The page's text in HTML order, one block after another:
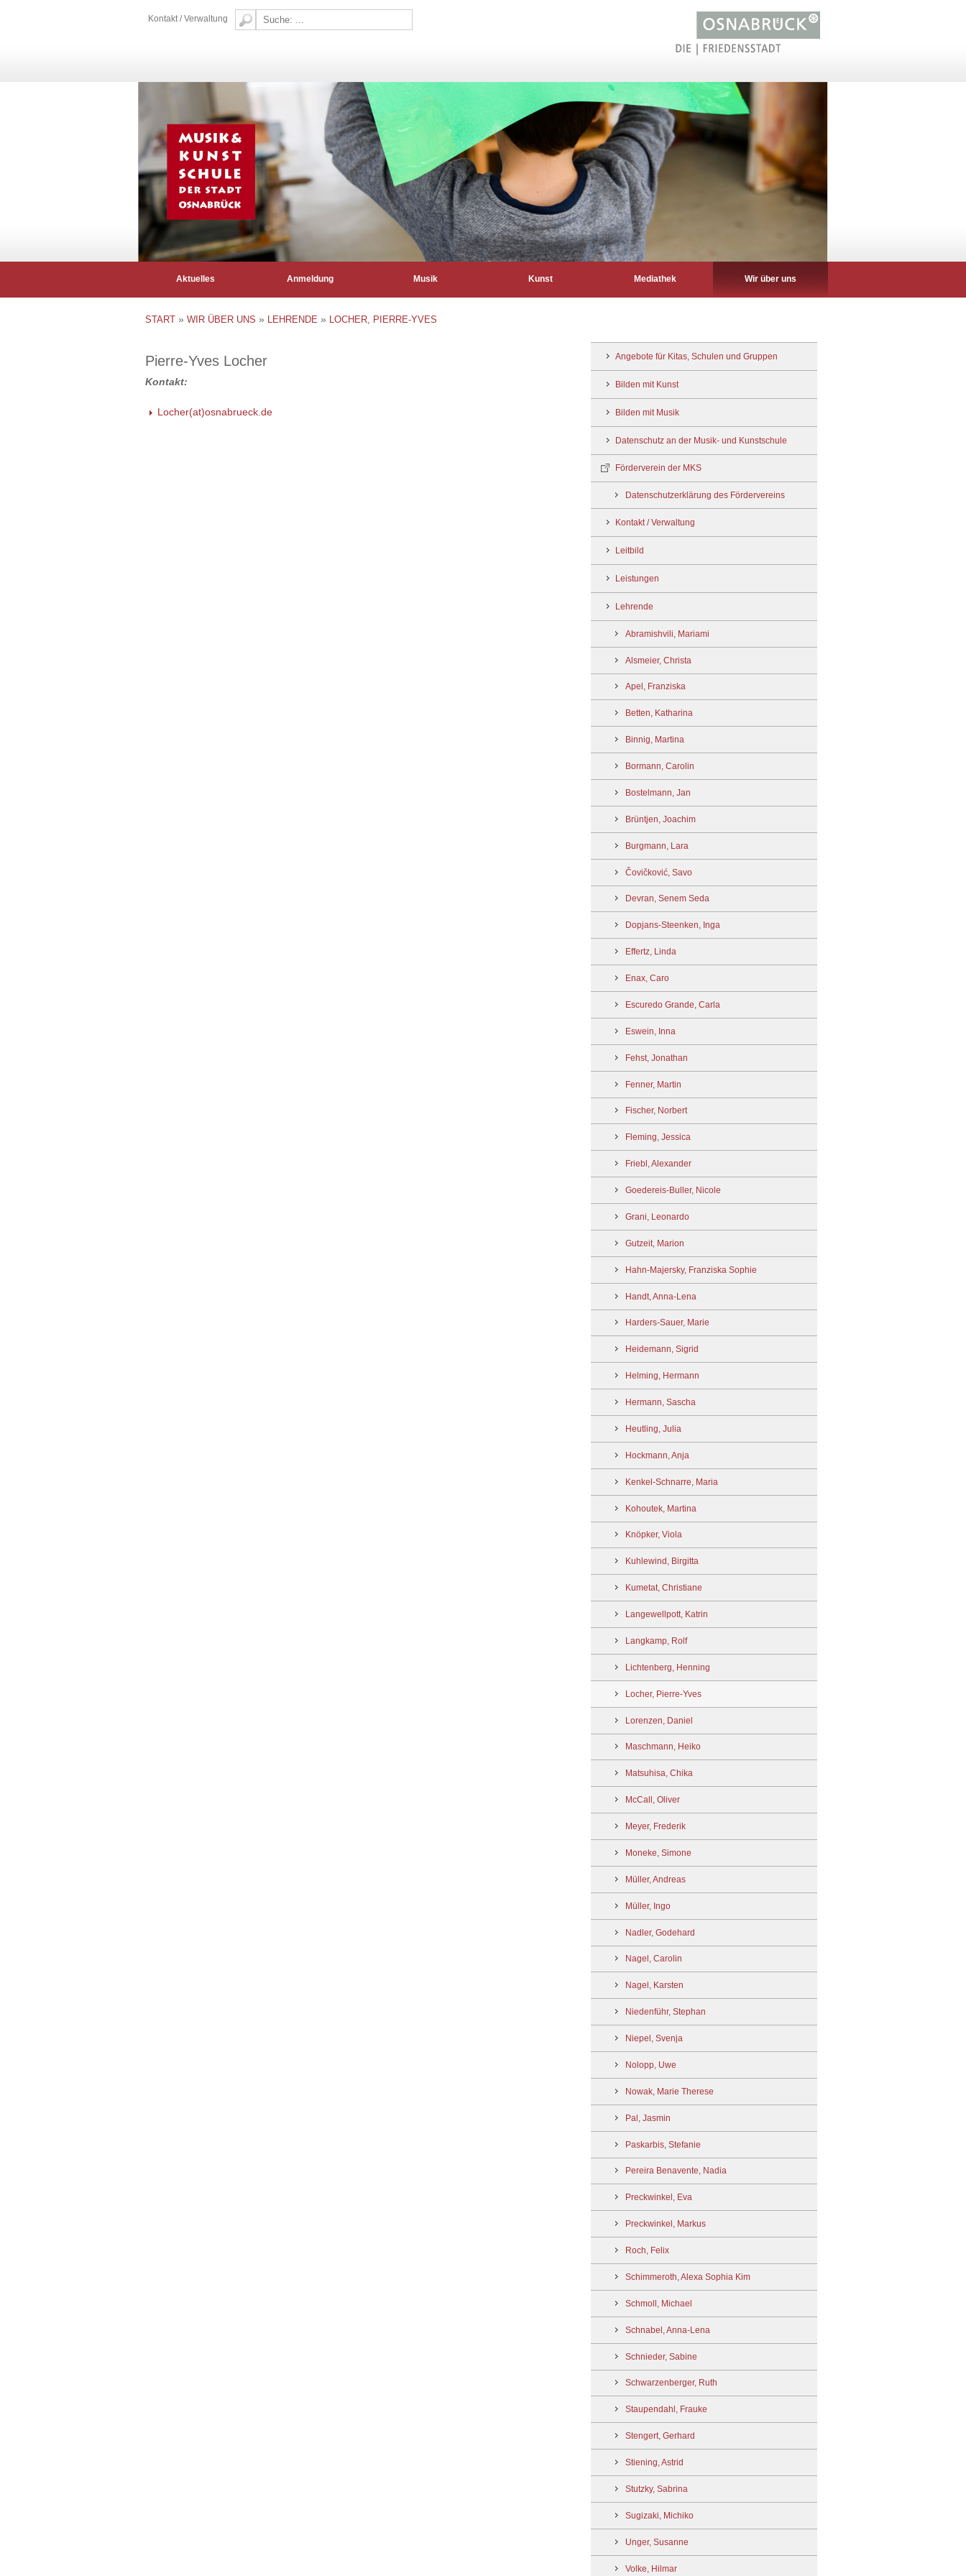
Kontakt / Verwaltung
Aktuelles Anmeldung Musik Kunst Mediathek Wir über uns
START » WIR ÜBER UNS » LEHRENDE » LOCHER, PIERRE-YVES
Pierre-Yves Locher
Kontakt:
Locher(at)osnabrueck.de
Angebote für Kitas, Schulen und Gruppen
Bilden mit Kunst
Bilden mit Musik
Datenschutz an der Musik- und Kunstschule
Förderverein der MKS
Datenschutzerklärung des Fördervereins
Kontakt / Verwaltung
Leitbild
Leistungen
Lehrende
Abramishvili, Mariami
Alsmeier, Christa
Apel, Franziska
Betten, Katharina
Binnig, Martina
Bormann, Carolin
Bostelmann, Jan
Brüntjen, Joachim
Burgmann, Lara
Čovičković, Savo
Devran, Senem Seda
Dopjans-Steenken, Inga
Effertz, Linda
Enax, Caro
Escuredo Grande, Carla
Eswein, Inna
Fehst, Jonathan
Fenner, Martin
Fischer, Norbert
Fleming, Jessica
Friebl, Alexander
Goedereis-Buller, Nicole
Grani, Leonardo
Gutzeit, Marion
Hahn-Majersky, Franziska Sophie
Handt, Anna-Lena
Harders-Sauer, Marie
Heidemann, Sigrid
Helming, Hermann
Hermann, Sascha
Heutling, Julia
Hockmann, Anja
Kenkel-Schnarre, Maria
Kohoutek, Martina
Knöpker, Viola
Kuhlewind, Birgitta
Kumetat, Christiane
Langewellpott, Katrin
Langkamp, Rolf
Lichtenberg, Henning
Locher, Pierre-Yves
Lorenzen, Daniel
Maschmann, Heiko
Matsuhisa, Chika
McCall, Oliver
Meyer, Frederik
Moneke, Simone
Müller, Andreas
Müller, Ingo
Nadler, Godehard
Nagel, Carolin
Nagel, Karsten
Niedenführ, Stephan
Niepel, Svenja
Nolopp, Uwe
Nowak, Marie Therese
Pal, Jasmin
Paskarbis, Stefanie
Pereira Benavente, Nadia
Preckwinkel, Eva
Preckwinkel, Markus
Roch, Felix
Schimmeroth, Alexa Sophia Kim
Schmoll, Michael
Schnabel, Anna-Lena
Schnieder, Sabine
Schwarzenberger, Ruth
Staupendahl, Frauke
Stengert, Gerhard
Stiening, Astrid
Stutzky, Sabrina
Sugizaki, Michiko
Unger, Susanne
Volke, Hilmar